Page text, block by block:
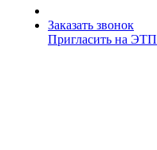
Заказать звонок
Пригласить на ЭТП